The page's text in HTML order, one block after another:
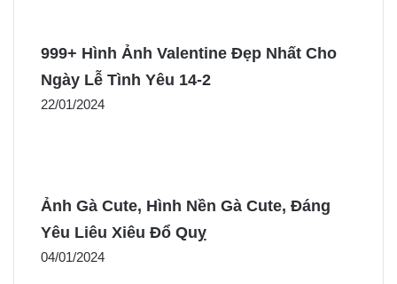
999+ Hình Ảnh Valentine Đẹp Nhất Cho
Ngày Lễ Tình Yêu 14-2
22/01/2024
Ảnh Gà Cute, Hình Nền Gà Cute, Đáng
Yêu Liêu Xiêu Đổ Quỵ
04/01/2024